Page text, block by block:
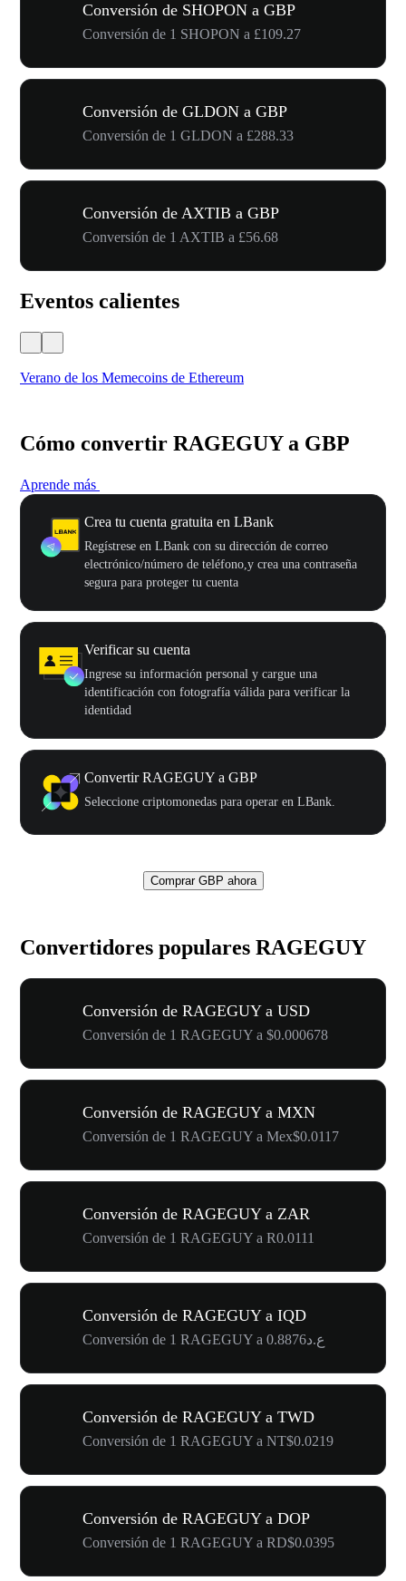
Conversión de SHOPON a GBP
Conversión de 1 SHOPON a £109.27
Conversión de GLDON a GBP
Conversión de 1 GLDON a £288.33
Conversión de AXTIB a GBP
Conversión de 1 AXTIB a £56.68
Eventos calientes
Verano de los Memecoins de Ethereum
Cómo convertir RAGEGUY a GBP
Aprende más
Crea tu cuenta gratuita en LBank
Regístrese en LBank con su dirección de correo
electrónico/número de teléfono,y crea una contraseña
segura para proteger tu cuenta
Verificar su cuenta
Ingrese su información personal y cargue una
identificación con fotografía válida para verificar la
identidad
Convertir RAGEGUY a GBP
Seleccione criptomonedas para operar en LBank.
Comprar GBP ahora
Convertidores populares RAGEGUY
Conversión de RAGEGUY a USD
Conversión de 1 RAGEGUY a $0.000678
Conversión de RAGEGUY a MXN
Conversión de 1 RAGEGUY a Mex$0.0117
Conversión de RAGEGUY a ZAR
Conversión de 1 RAGEGUY a R0.0111
Conversión de RAGEGUY a IQD
Conversión de 1 RAGEGUY a ع.د0.8876
Conversión de RAGEGUY a TWD
Conversión de 1 RAGEGUY a NT$0.0219
Conversión de RAGEGUY a DOP
Conversión de 1 RAGEGUY a RD$0.0395